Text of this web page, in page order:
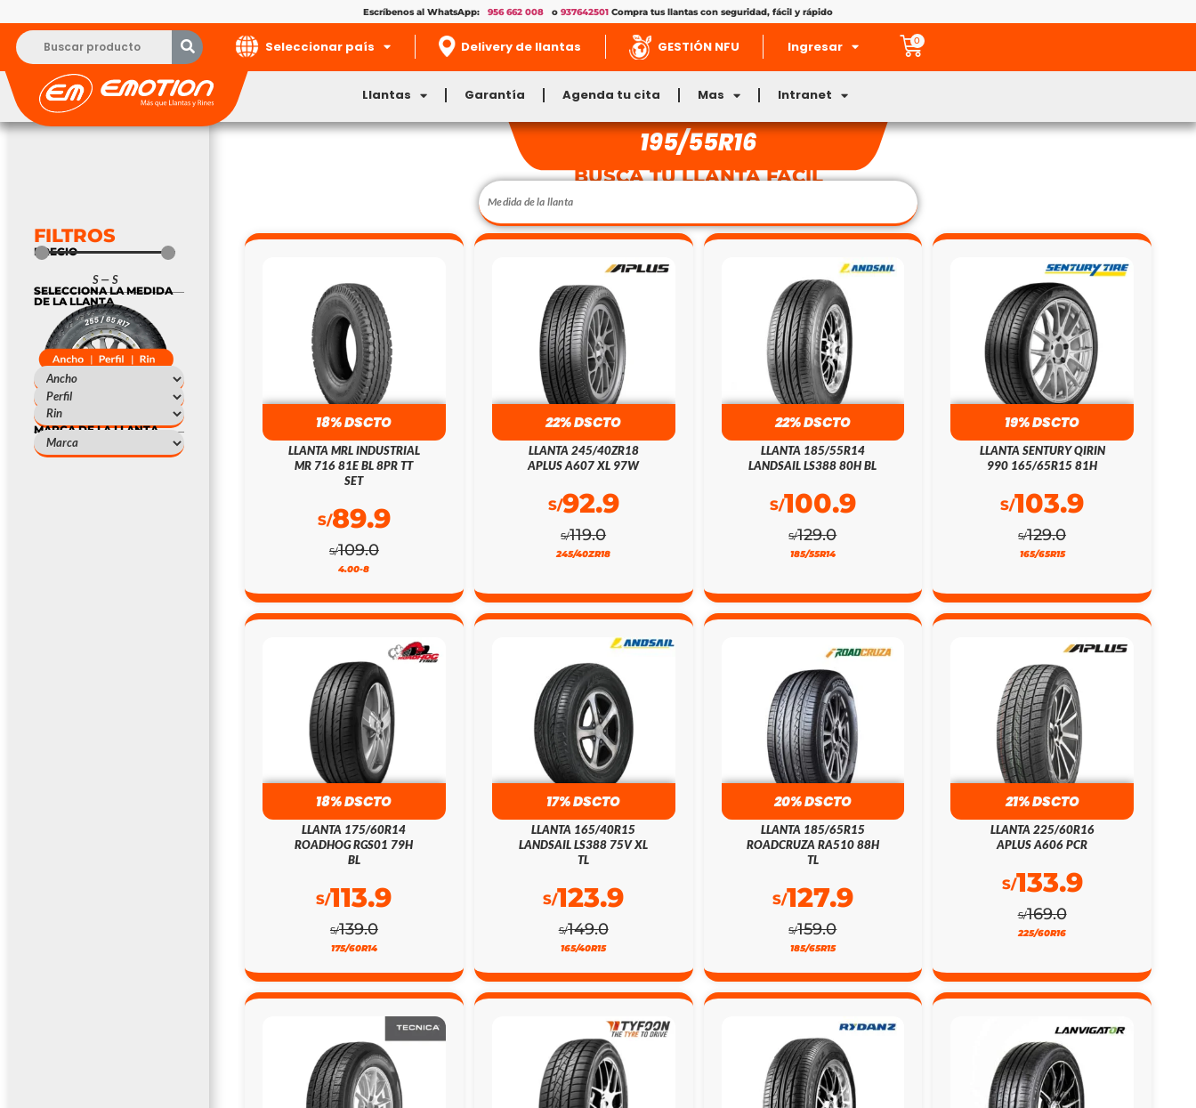
Escríbenos al WhatsApp: 956 662 008 o 937642501 Compra tus llantas con seguridad, fácil y rápido
Seleccionar país Delivery de llantas GESTIÓN NFU Ingresar 0
Llantas Garantía Agenda tu cita Mas Intranet
FILTROS
PRECIO
S —S
SELECCIONA LA MEDIDA
DE LA LLANTA
MARCA DE LA LLANTA
195/55R16
BUSCA TU LLANTA FÁCIL
18% DSCTO
LLANTA MRL INDUSTRIAL
MR 716 81E BL 8PR TT
SET
S/109.0
S/89.9
4.00-8
22% DSCTO
LLANTA 245/40ZR18
APLUS A607 XL 97W
S/119.0
S/92.9
245/40ZR18
22% DSCTO
LLANTA 185/55R14
LANDSAIL LS388 80H BL
S/129.0
S/100.9
185/55R14
19% DSCTO
LLANTA SENTURY QIRIN
990 165/65R15 81H
S/129.0
S/103.9
165/65R15
18% DSCTO
LLANTA 175/60R14
ROADHOG RGS01 79H
BL
S/139.0
S/113.9
175/60R14
17% DSCTO
LLANTA 165/40R15
LANDSAIL LS388 75V XL
TL
S/149.0
S/123.9
165/40R15
20% DSCTO
LLANTA 185/65R15
ROADCRUZA RA510 88H
TL
S/159.0
S/127.9
185/65R15
21% DSCTO
LLANTA 225/60R16
APLUS A606 PCR
S/169.0
S/133.9
225/60R16